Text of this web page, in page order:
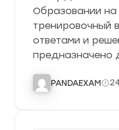
Образовании на
тренировочный
ответами и
предназначено
PANDAEXAM